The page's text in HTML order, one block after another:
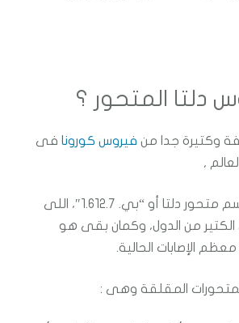
المتحور ؟
جدا من فيروس كورونافى
,
ومنها المعروف باسم متحور دلتا أو “بي. 1.612.7″، اللى
من الدول، وكمان بقى هو
الإصابات الحالية.
المقلقة وهى :